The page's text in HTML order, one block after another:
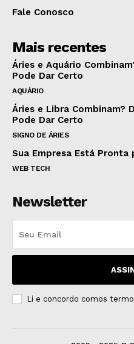
Fale Conosco
Mais recentes
Áries e Aquário
Pode Dar Certo
AQUÁRIO
Áries e Libra Combinam?
Pode Dar Certo
SIGNO DE ÁRIES
Sua Empresa Está Pronta
WEB TECH
Newsletter
Li e concordo comos